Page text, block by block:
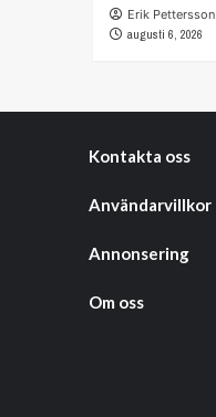
Erik Pettersson
augusti 6, 2026
Kontakta oss
Användarvillkor
Annonsering
Om oss